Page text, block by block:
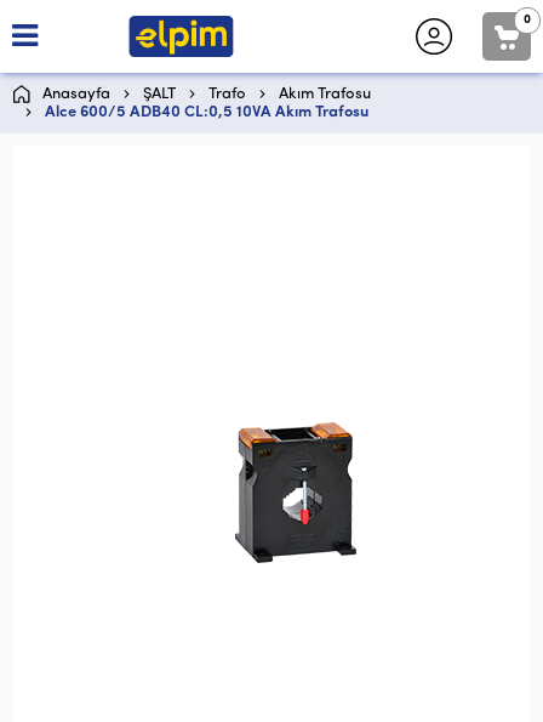
0
Anasayfa ŞALT Trafo
Akım Trafosu
Alce 600/5 ADB40 CL:0,5 10VA Akım Trafosu